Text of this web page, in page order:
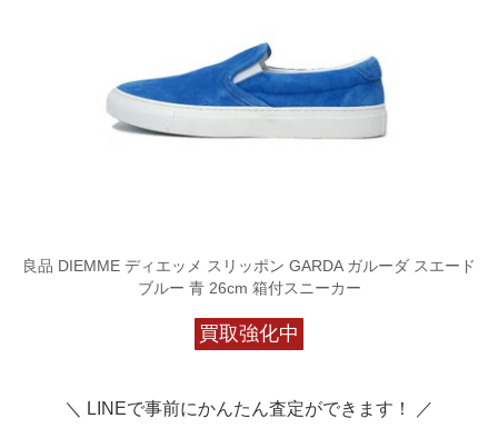
良品 DIEMME ディエッメ スリッポン GARDA ガルーダ スエード
ブルー 青 26cm 箱付スニーカー
買取強化中
＼ LINEで事前にかんたん査定ができます！ ／